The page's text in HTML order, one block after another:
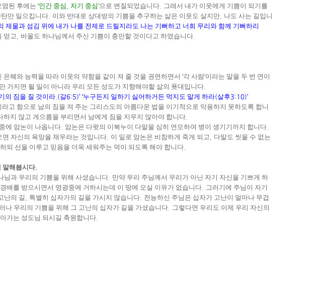
염된 후에는 ‘인간 중심 자기 중심’으로 변질되었습니다 그래서 내가 이웃에게 기쁨이 되기를
만 일으킵니다 이와 반대로 상대방의 기쁨을 추구하는 삶은 이웃도 살지만 나도 사는 길입니
제물과 섬김 위에 내가 나를 전제로 드릴지라도 나는 기뻐하고 너희 무리와 함께 기뻐하리
얻고 바울도 하나님께서 주신 기쁨이 충만할 것이다고 하였습니다
은혜와 능력을 따라 이웃의 약함을 같이 져 줄 것을 권면하면서 ‘각 사람’이라는 말을 두 번 연이
가지면 될 일이 아니라 우리 모든 성도가 지향해야할 삶의 푯대입니다
의 짐을 질 것이라 .(갈6:5)’ ‘누구든지 일하기 싫어하거든 먹지도 말게 하라(살후3:10)’
고 함으로 남의 짐을 져 주는 그리스도의 아름다운 법을 이기적으로 악용하지 못하도록 합니
하지 않고 게으름을 부리면서 남에게 짐을 지우지 않아야 합니다
에 암논이 나옵니다 암논은 다윗의 이복누이 다말을 심히 연모하여 병이 생기기까지 합니다
자신의 욕망을 채우라는 것입니다 이 일로 암논은 비참하게 죽게 되고
다말도 씻을 수 없는
되 선을 이루고 믿음을 더욱 세워주는 덕이 되도록 해야 합니다
말해봅시다.
님과 우리의 기쁨을 위해 사셨습니다
만약 우리 주님께서 우리가 아닌 자기 자신을 기쁘게 하
배를 받으시면서 영광중에 거하시는데 이 땅에 오실 이유가 없습니다 그러기에 주님이 자기
난의 길 특별히 십자가의 길을 가시지 않습니다 전능하신 주님은 십자가 고난이 얼마나 무겁
나 우리의 기쁨을 위해 그 고난의 십자가 길을 가셨습니다 그렇다면 우리도 이제 우리 자신의
가는 성도님 되시길 축원합니다